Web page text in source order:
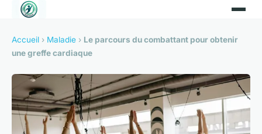
Accueil › Maladie › Le parcours du combattant pour obtenir
une greffe cardiaque